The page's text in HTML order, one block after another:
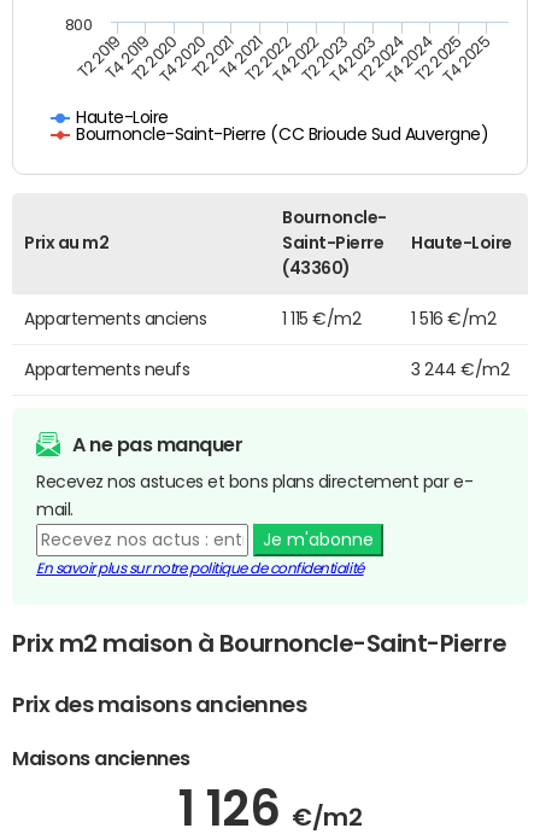
Haute-Loire
Bournoncle-Saint-Pierre (CC Brioude Sud Auvergne)
T2 2019T4 2019T2 2020T4 2020T2 2021T4 2021T2 2022T4 2022T2 2023T4 2023T2 2024T4 2024T2 2025T4 2025
800
Prix au m2
Bournoncle-
Saint-Pierre
(43360)
Haute-Loire
Appartements anciens 1 115 €/m2 1 516 €/m2
Appartements neufs 3 244 €/m2
A ne pas manquer
Recevez nos astuces et bons plans directement par e-
mail.
Je m'abonne
En savoir plus sur notre politique de confidentialité
Prix m2 maison à Bournoncle-Saint-Pierre
Prix des maisons anciennes
Maisons anciennes
1 126 €/m2